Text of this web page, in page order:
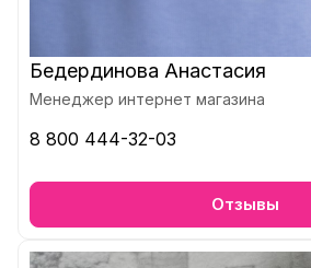
Бедердинова Анастасия
Менеджер интернет магазина
8 800 444-32-03
Отзывы